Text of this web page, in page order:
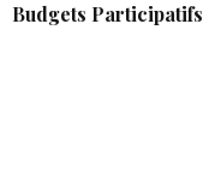
Budgets Participatifs